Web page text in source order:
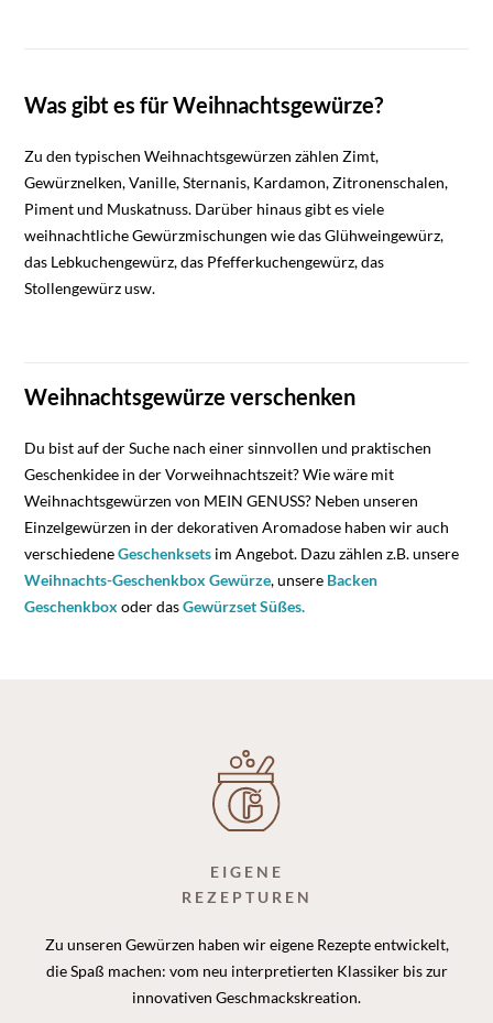
Was gibt es für Weihnachtsgewürze?
Zu den typischen Weihnachtsgewürzen zählen Zimt,
Gewürznelken, Vanille, Sternanis, Kardamon, Zitronenschalen,
Piment und Muskatnuss. Darüber hinaus gibt es viele
weihnachtliche Gewürzmischungen wie das Glühweingewürz,
das Lebkuchengewürz, das Pfefferkuchengewürz, das
Stollengewürz usw.
Weihnachtsgewürze verschenken
Du bist auf der Suche nach einer sinnvollen und praktischen
Geschenkidee in der Vorweihnachtszeit? Wie wäre mit
Weihnachtsgewürzen von MEIN GENUSS? Neben unseren
Einzelgewürzen in der dekorativen Aromadose haben wir auch
verschiedeneGeschenksets im Angebot. Dazu zählen z.B. unsere
Weihnachts-Geschenkbox Gewürze, unsere Backen
Geschenkbox oder dasGewürzset Süßes.
EIGENE
REZEPTUREN
Zu unseren Gewürzen haben wir eigene Rezepte entwickelt,
die Spaß machen: vom neu interpretierten Klassiker bis zur
innovativen Geschmackskreation.